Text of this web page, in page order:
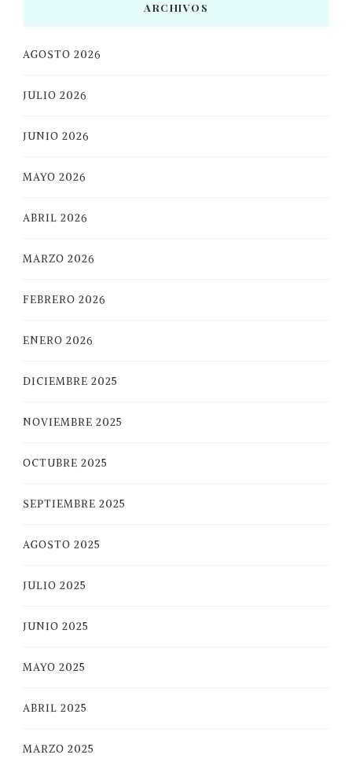
ARCHIVOS
AGOSTO 2026
JULIO 2026
JUNIO 2026
MAYO 2026
ABRIL 2026
MARZO 2026
FEBRERO 2026
ENERO 2026
DICIEMBRE 2025
NOVIEMBRE 2025
OCTUBRE 2025
SEPTIEMBRE 2025
AGOSTO 2025
JULIO 2025
JUNIO 2025
MAYO 2025
ABRIL 2025
MARZO 2025